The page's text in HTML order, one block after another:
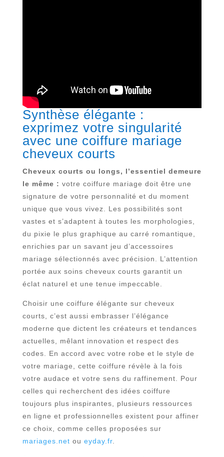
Synthèse élégante :
exprimez votre singularité
avec une coiffure mariage
cheveux courts
Cheveux courts ou longs, l’essentiel demeure
le même : votre coiffure mariage doit être une
signature de votre personnalité et du moment
unique que vous vivez. Les possibilités sont
vastes et s’adaptent à toutes les morphologies,
du pixie le plus graphique au carré romantique,
enrichies par un savant jeu d’accessoires
mariage sélectionnés avec précision. L’attention
portée aux soins cheveux courts garantit un
éclat naturel et une tenue impeccable.
Choisir une coiffure élégante sur cheveux
courts, c’est aussi embrasser l’élégance
moderne que dictent les créateurs et tendances
actuelles, mêlant innovation et respect des
codes. En accord avec votre robe et le style de
votre mariage, cette coiffure révèle à la fois
votre audace et votre sens du raffinement. Pour
celles qui recherchent des idées coiffure
toujours plus inspirantes, plusieurs ressources
en ligne et professionnelles existent pour affiner
ce choix, comme celles proposées sur
mariages.net ou eyday.fr.